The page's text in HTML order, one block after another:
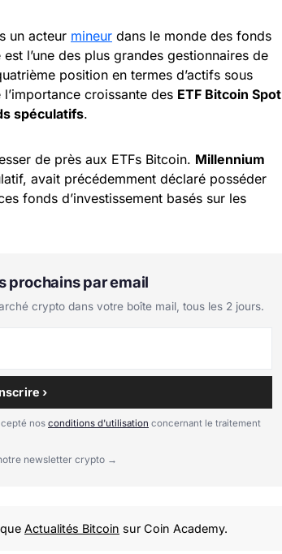
un acteur mineur dans le monde des fonds
l’une des plus grandes gestionnaires de
position en termes d’actifs sous
croissante des ETF Bitcoin Spot
spéculatifs.
de près aux ETFs Bitcoin. Millennium
avait précédemment déclaré posséder
fonds d’investissement basés sur les
prochains par email
crypto dans votre boîte mail, tous les 2 jours.
›
nos conditions d'utilisation concernant le traitement
newsletter crypto →
Actualités Bitcoin sur Coin Academy.